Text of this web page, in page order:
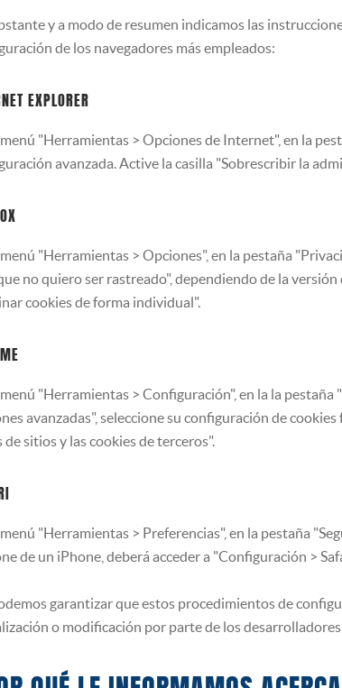
y a modo de resumen indicamos las
de los navegadores más empleados:
EXPLORER
"Herramientas > Opciones de Internet", en la
avanzada. Active la casilla "Sobrescribir la
"Herramientas > Opciones", en la pestaña
no quiero ser rastreado", dependiendo de la
cookies de forma individual".
menú "Herramientas > Configuración", en la la
avanzadas", seleccione su configuración de
de sitios y las cookies de terceros".
"Herramientas > Preferencias", en la pestaña
de un iPhone, deberá acceder a "Configuración >
garantizar que estos procedimientos de
o modificación por parte de los